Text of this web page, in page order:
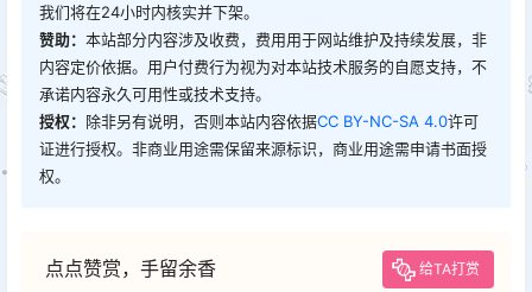
我们将在24小时内核实并下架。
赞助： 本站部分内容涉及收费，费用用于网站维护及持续发展，非
内容定价依据。用户付费行为视为对本站技术服务的自愿支持，不
承诺内容永久可用性或技术支持。
授权： 除非另有说明，否则本站内容依据CC BY-NC-SA 4.0许可
证进行授权。非商业用途需保留来源标识，商业用途需申请书面授
权。
点点赞赏，手留余香 给TA打赏